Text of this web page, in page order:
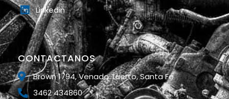
CONTACTANOS
Brown 1794, Venado Tuerto, Santa Fe
3462 434860
Linkedin